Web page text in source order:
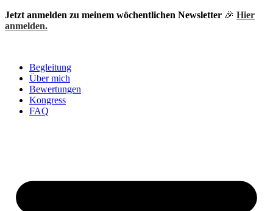
Zum
Inhalt
Jetzt anmelden zu meinem wöchentlichen Newsletter 🎉 Hier
anmelden.
Begleitung
Über mich
Bewertungen
Kongress
FAQ